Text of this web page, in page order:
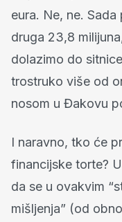
eura. Ne, ne.
druga 23,8
dolazimo do
trostruko više od
nosom u Đakovu
I naravno, tko će
financijske torte?
da se u ovakvim
mišljenja” (od